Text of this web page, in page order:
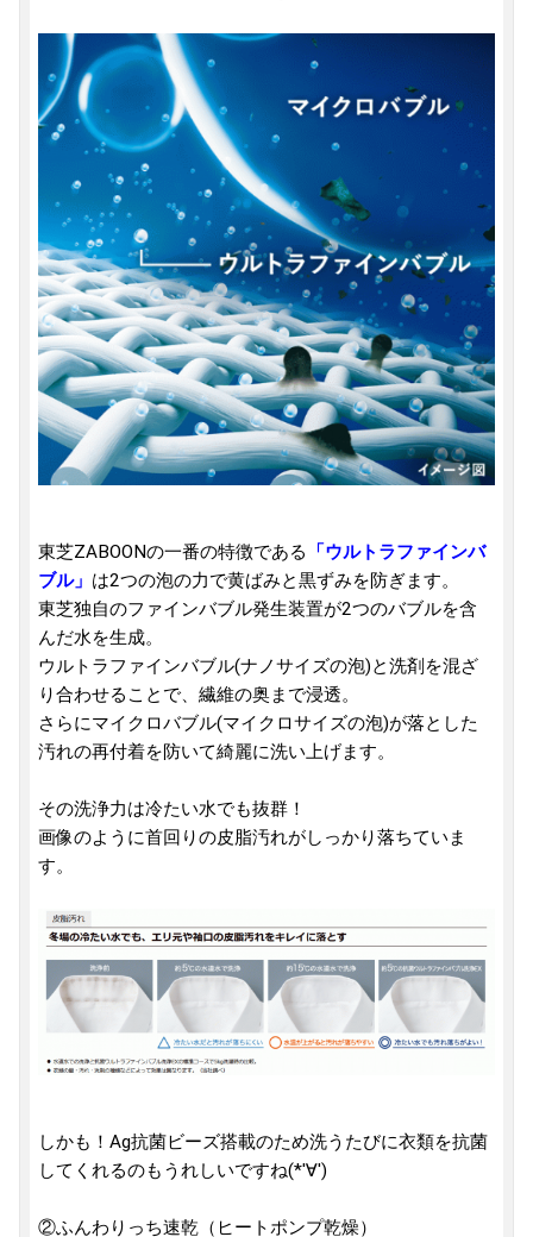
東芝ZABOONの一番の特徴である
「ウルトラファインバ
ブル」 は2つの泡の力で黄ばみと黒ずみを防ぎます。
東芝独自のファインバブル発生装置が2つのバブルを含
んだ水を生成。
ウルトラファインバブル(ナノサイズの泡)と洗剤を混ざ
り合わせることで、繊維の奥まで浸透。
さらにマイクロバブル(マイクロサイズの泡)が落とした
汚れの再付着を防いて綺麗に洗い上げます。
その洗浄力は冷たい水でも抜群！
画像のように首回りの皮脂汚れがしっかり落ちていま
す。
しかも！Ag抗菌ビーズ搭載のため洗うたびに衣類を抗菌
してくれるのもうれしいですね(*'∀')
②ふんわりっち速乾（ヒートポンプ乾燥）